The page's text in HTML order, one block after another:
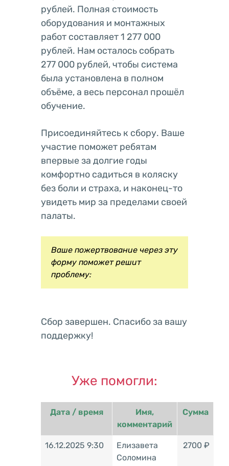
рублей. Полная стоимость
оборудования и монтажных
работ составляет 1 277 000
рублей. Нам осталось собрать
277 000 рублей, чтобы система
была установлена в полном
объёме, а весь персонал прошёл
обучение.
Присоединяйтесь к сбору. Ваше
участие поможет ребятам
впервые за долгие годы
комфортно садиться в коляску
без боли и страха, и наконец-то
увидеть мир за пределами своей
палаты.
Ваше пожертвование через эту
форму поможет решит
проблему:
Сбор завершен. Спасибо за вашу
поддержку!
Уже помогли:
Дата / время
Имя,
комментарий
Сумма
16.12.2025 9:30
Елизавета
Соломина
2700 ₽